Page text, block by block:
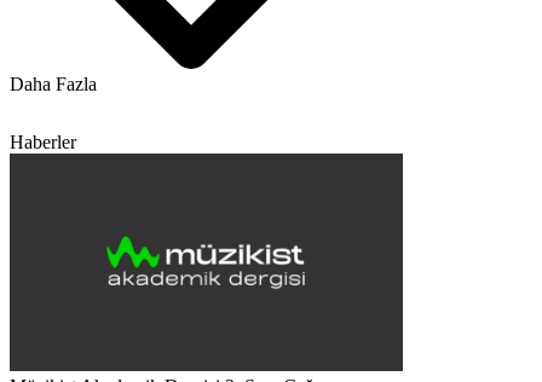
Daha Fazla
Haberler